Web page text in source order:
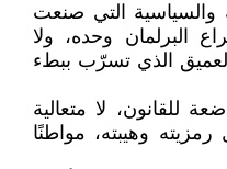
والسياسية التي صنعت
البرلمان وحده، ولا
العميق الذي تسرّب ببطء
للقانون، لا متعالية
وهيبته، مواطنًا